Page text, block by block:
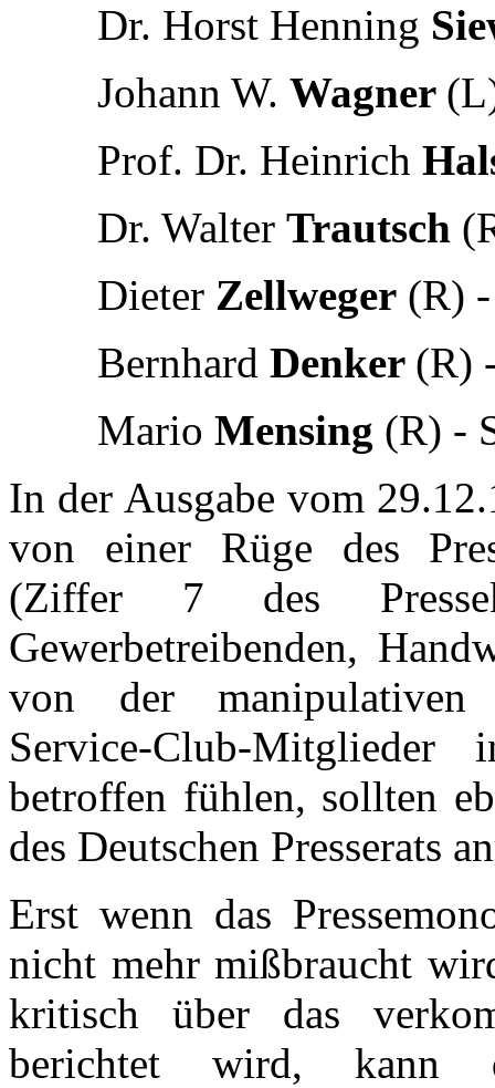
Dr. Horst Henning
Johann W. Wagner
Prof. Dr. Heinrich
Dr. Walter Trautsch
Dieter Zellweger (R)
Bernhard Denker (R)
Mario Mensing (R) -
In der Ausgabe vom
von einer Rüge des
(Ziffer 7 des
Gewerbetreibenden,
von der manipulativen
Service-Club-
betroffen fühlen, sollten
des Deutschen Presserats
Erst wenn das
nicht mehr mißbraucht
kritisch über das
berichtet wird, kann